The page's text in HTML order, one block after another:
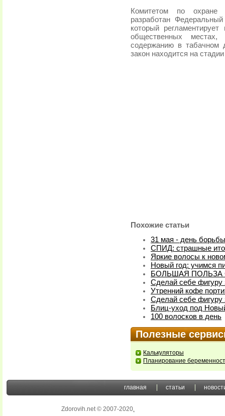
Комитетом по охране
разработан
который регламентирует
общественных
содержанию в
закон находится на
Похожие статьи
31 мая - день
СПИД: страшные
Яркие волосы к
Новый год: учимся
БОЛЬШАЯ ПОЛЬЗА
Сделай себе фигуру
Утренний кофе
Сделай себе фигуру
Блиц-уход под
100 волосков в день
Полезные
Калькуляторы
Планирование
главная статьи
Zdorovih.net © 2007-2020